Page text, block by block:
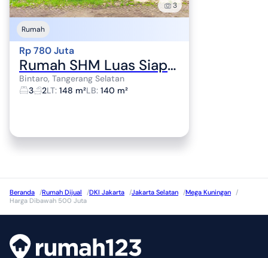
3
Rumah
Rp 780 Juta
Rumah SHM Luas Siap KPR 15 Mnt ke Gerbang Tol Pinang J-24311
Bintaro, Tangerang Selatan
3
2LT: 148 m²LB: 140 m²
Beranda /Rumah Dijual /DKI Jakarta /Jakarta Selatan /Mega Kuningan
/
Harga Dibawah 500 Juta